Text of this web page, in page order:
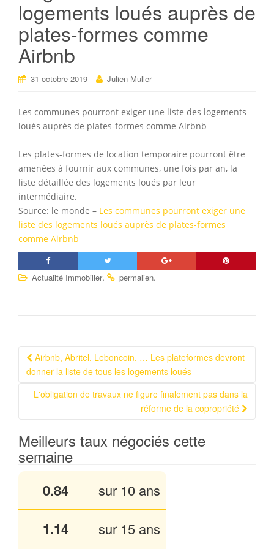
logements loués auprès de
plates-formes comme
Airbnb
31 octobre 2019 Julien Muller
Les communes pourront exiger une liste des logements
loués auprès de plates-formes comme Airbnb
Les plates-formes de location temporaire pourront être
amenées à fournir aux communes, une fois par an, la
liste détaillée des logements loués par leur
intermédiaire.
Source: le monde – Les communes pourront exiger une
liste des logements loués auprès de plates-formes
comme Airbnb
Actualité Immobilier. permalien.
Navigation Article
Airbnb, Abritel, Leboncoin, … Les plateformes devront
donner la liste de tous les logements loués
L'obligation de travaux ne figure finalement pas dans la
réforme de la copropriété
Meilleurs taux négociés cette
semaine
0.84 sur 10 ans
1.13 sur 15 ans